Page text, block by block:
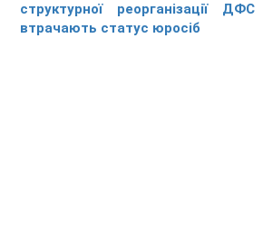
структурної реорганізації
втрачають статус юросіб